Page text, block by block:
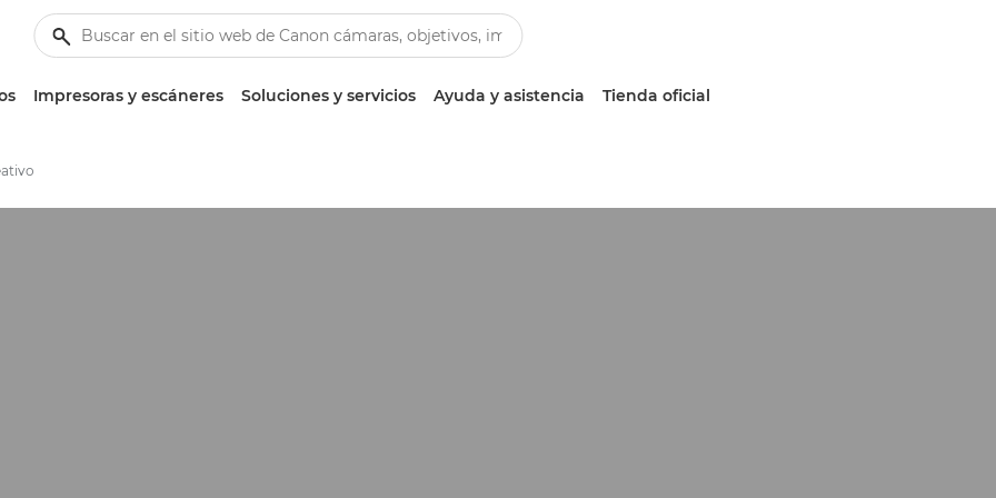
Impresoras y escáneres Soluciones y servicios Ayuda y asistencia Tienda oficial